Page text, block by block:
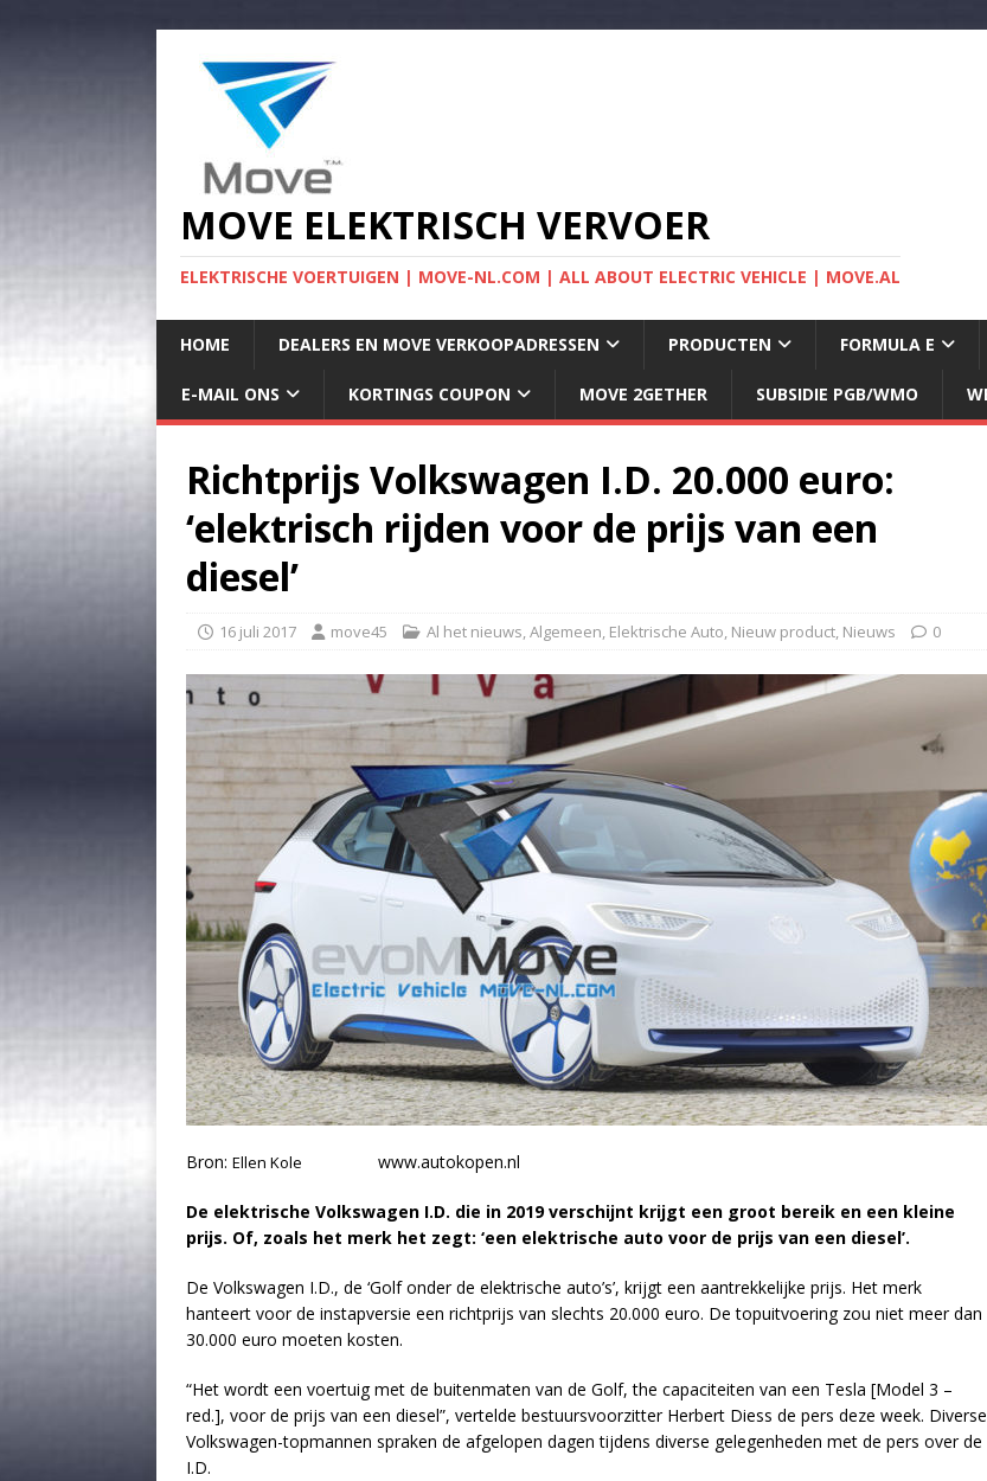
MOVE ELEKTRISCH VERVOER
ELEKTRISCHE VOERTUIGEN | MOVE-NL.COM | ALL ABOUT ELECTRIC VEHICLE | MOVE.AL
HOME DEALERS EN MOVE VERKOOPADRESSEN PRODUCTEN FORMULA E
E-MAIL ONS KORTINGS COUPON MOVE 2GETHER SUBSIDIE PGB/WMO
Richtprijs Volkswagen I.D. 20.000 euro:
‘elektrisch rijden voor de prijs van een
diesel’
16 juli 2017 move45 Al het nieuws,Algemeen, Elektrische Auto, Nieuw product, Nieuws 0
Bron: Ellen Kole www.autokopen.nl
De elektrische Volkswagen I.D. die in 2019 verschijnt krijgt een groot bereik en een kleine
prijs. Of, zoals het merk het zegt: ‘een elektrische auto voor de prijs van een diesel’.
De Volkswagen I.D., de ‘Golf onder de elektrische auto’s’, krijgt een aantrekkelijke prijs. Het merk
hanteert voor de instapversie een richtprijs van slechts 20.000 euro. De topuitvoering zou niet meer dan
30.000 euro moeten kosten.
“Het wordt een voertuig met de buitenmaten van de Golf, the capaciteiten van een Tesla [Model 3 –
red.], voor de prijs van een diesel”, vertelde bestuursvoorzitter Herbert Diess de pers deze week. Diverse
Volkswagen-topmannen spraken de afgelopen dagen tijdens diverse gelegenheden met de pers over de
I.D.